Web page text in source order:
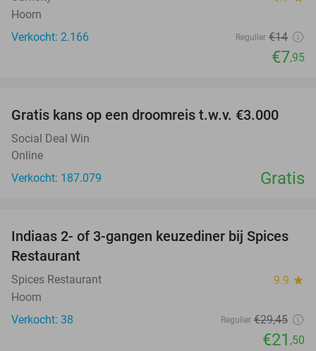
Hoorn
Verkocht: 2.166
Regulier €14
€7,95
Gratis kans op een droomreis t.w.v. €3.000
Social Deal Win
Online
Verkocht: 187.079
Gratis
27%
Indiaas 2- of 3-gangen keuzediner bij Spices
Restaurant
Spices Restaurant 9.9 star
Hoorn
Verkocht: 38
Regulier €29,45
€21 ,50